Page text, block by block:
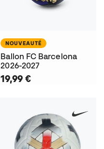
NOUVEAUTÉ
Ballon FC Barcelona
2026-2027
19,99 €